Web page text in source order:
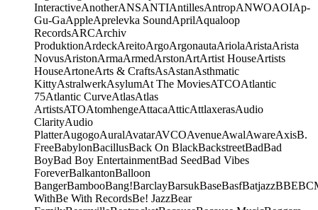
InteractiveAnotherANSANTIAntillesAntropANWOAOIAp-
Gu-GaAppleAprelevka SoundAprilAqualoop
RecordsARCArchiv
ProduktionArdeckAreitoArgoArgonautaAriolaAristaArista
NovusAristonArmaArmedArstonArtArtist HouseArtists
HouseArtoneArts & CraftsAsAstanAsthmatic
KittyAstralwerkAsylumAt The MoviesATCOAtlantic
75Atlantic CurveAtlasAtlas
ArtistsATOAtomhengeAttacaAtticAttlaxerasAudio
ClarityAudio
PlatterAugogoAuralAvatarAVCOAvenueAwalAwareAxisB.
FreeBabylonBacillusBack On BlackBackstreetBadBad
BoyBad Boy EntertainmentBad SeedBad Vibes
ForeverBalkantonBalloon
BangerBambooBang!BarclayBarsukBaseBasfBatjazzBBE
WithBe With RecordsBe! JazzBear